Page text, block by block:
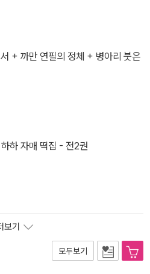
+ 까만 연필의 정체 + 병아리 붓은
하 자매 떡집 - 전2권
보기
모두보기